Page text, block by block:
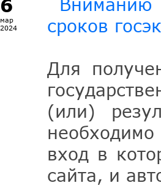
6
мар
2024
Вниманию
сроков
Для
(или)
вход в
сайта, и